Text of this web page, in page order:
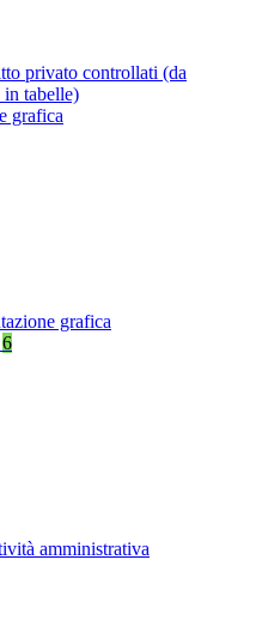
privato controllati (da
in tabelle)
grafica
grafica
6
amministrativa